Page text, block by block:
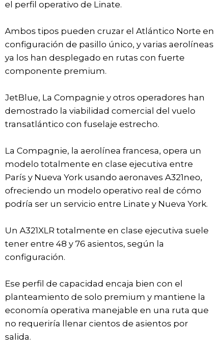
el perfil operativo de Linate.
Ambos tipos pueden cruzar el Atlántico Norte en
configuración de pasillo único, y varias aerolíneas
ya los han desplegado en rutas con fuerte
componente premium.
JetBlue, La Compagnie y otros operadores han
demostrado la viabilidad comercial del vuelo
transatlántico con fuselaje estrecho.
La Compagnie, la aerolínea francesa, opera un
modelo totalmente en clase ejecutiva entre
París y Nueva York usando aeronaves A321neo,
ofreciendo un modelo operativo real de cómo
podría ser un servicio entre Linate y Nueva York.
Un A321XLR totalmente en clase ejecutiva suele
tener entre 48 y 76 asientos, según la
configuración.
Ese perfil de capacidad encaja bien con el
planteamiento de solo premium y mantiene la
economía operativa manejable en una ruta que
no requeriría llenar cientos de asientos por
salida.